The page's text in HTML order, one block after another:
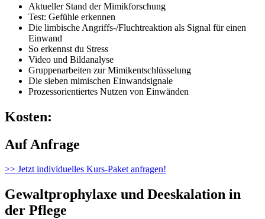
Aktueller Stand der Mimikforschung
Test: Gefühle erkennen
Die limbische Angriffs-/Fluchtreaktion als Signal für einen
Einwand
So erkennst du Stress
Video und Bildanalyse
Gruppenarbeiten zur Mimikentschlüsselung
Die sieben mimischen Einwandsignale
Prozessorientiertes Nutzen von Einwänden
Kosten:
Auf Anfrage
>> Jetzt individuelles Kurs-Paket anfragen!
Gewaltprophylaxe und Deeskalation in
der Pflege